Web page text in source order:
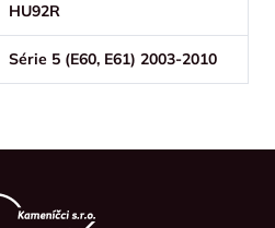
HU92R
Série 5 (E60, E61) 2003-2010